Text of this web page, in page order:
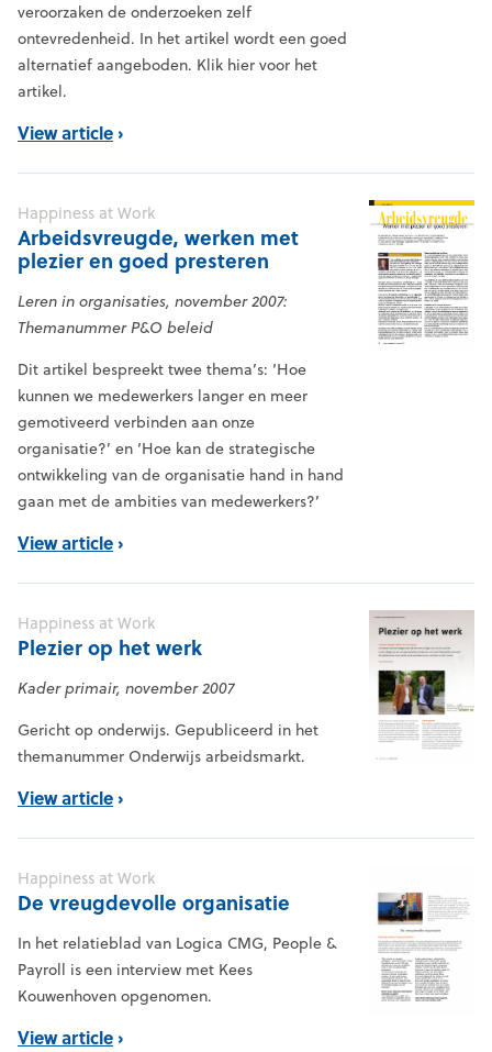
veroorzaken de onderzoeken zelf
ontevredenheid. In het artikel wordt een goed
alternatief aangeboden. Klik hier voor het
artikel.
View article
Happiness at Work
Arbeidsvreugde, werken met
plezier en goed presteren
Leren in organisaties, november 2007:
Themanummer P&O beleid
Dit artikel bespreekt twee thema’s: ‘Hoe
kunnen we medewerkers langer en meer
gemotiveerd verbinden aan onze
organisatie?’ en ‘Hoe kan de strategische
ontwikkeling van de organisatie hand in hand
gaan met de ambities van medewerkers?’
View article
Happiness at Work
Plezier op het werk
Kader primair, november 2007
Gericht op onderwijs. Gepubliceerd in het
themanummer Onderwijs arbeidsmarkt.
View article
Happiness at Work
De vreugdevolle organisatie
In het relatieblad van Logica CMG, People &
Payroll is een interview met Kees
Kouwenhoven opgenomen.
View article